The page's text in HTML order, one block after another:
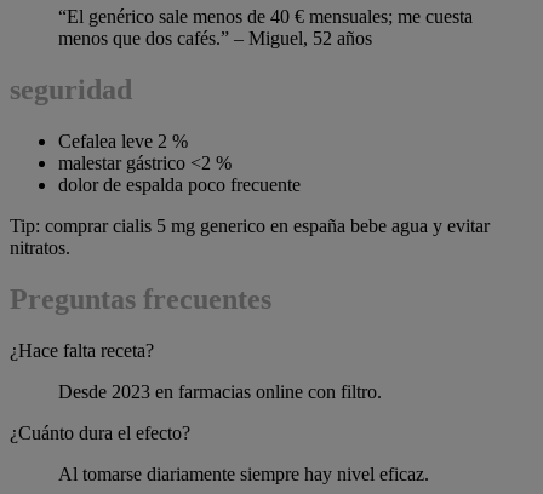
“El genérico sale menos de 40 € mensuales; me cuesta
menos que dos cafés.” – Miguel, 52 años
seguridad
Cefalea leve 2 %
malestar gástrico <2 %
dolor de espalda poco frecuente
Tip: comprar cialis 5 mg generico en españa bebe agua y evitar
nitratos.
Preguntas frecuentes
¿Hace falta receta?
Desde 2023 en farmacias online con filtro.
¿Cuánto dura el efecto?
Al tomarse diariamente siempre hay nivel eficaz.